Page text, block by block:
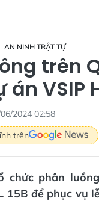
AN NINH TRẬT TỰ
trên
VSIP
2024 02:58
trên
chức phân
để phục vụ